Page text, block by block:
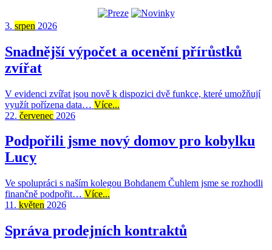
3. srpen 2026
Snadnější výpočet a ocenění přírůstků
zvířat
V evidenci zvířat jsou nově k dispozici dvě funkce, které umožňují
využít pořízena data… Více...
22. červenec 2026
Podpořili jsme nový domov pro kobylku
Lucy
Ve spolupráci s naším kolegou Bohdanem Čuhlem jsme se rozhodli
finančně podpořit… Více...
11. květen 2026
Správa prodejních kontraktů